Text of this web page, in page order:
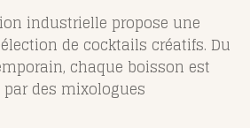
industrielle propose une
de cocktails créatifs. Du
chaque boisson est
des mixologues